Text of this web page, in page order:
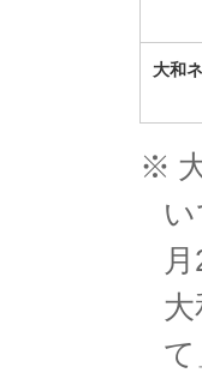
大和
※
て